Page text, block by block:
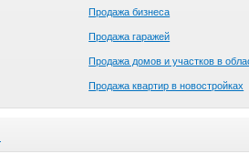
Продажа бизнеса
Продажа гаражей
Продажа домов и участков в
Продажа квартир в новостройках